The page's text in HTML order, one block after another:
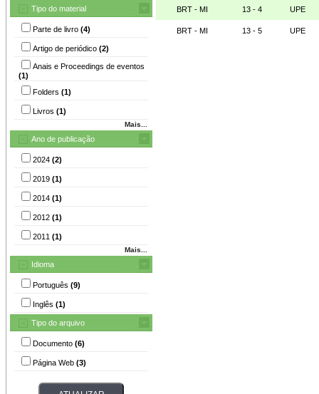
Tipo do material
Parte de livro (4)
Artigo de periódico (2)
Anais e Proceedings de eventos
(1)
Folders (1)
Livros (1)
Mais...
Ano de publicação
2024 (2)
2019 (1)
2014 (1)
2012 (1)
2011 (1)
Mais...
Idioma
Português (9)
Inglês (1)
Tipo do arquivo
Documento (6)
Página Web (3)
BRT - MI 13 - 4 UPE
BRT - MI 13 - 5 UPE